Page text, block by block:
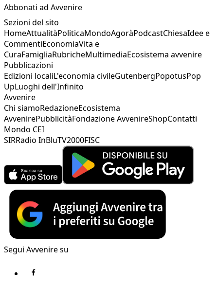
Abbonati ad Avvenire
Sezioni del sito
HomeAttualitàPoliticaMondoAgoràPodcastChiesaIdee e
CommentiEconomiaVita e
CuraFamigliaRubricheMultimediaEcosistema avvenire
Pubblicazioni
Edizioni localiL'economia civileGutenbergPopotusPop
UpLuoghi dell'Infinito
Avvenire
Chi siamoRedazioneEcosistema
AvvenirePubblicitàFondazione AvvenireShopContatti
Mondo CEI
SIRRadio InBluTV2000FISC
Segui Avvenire su